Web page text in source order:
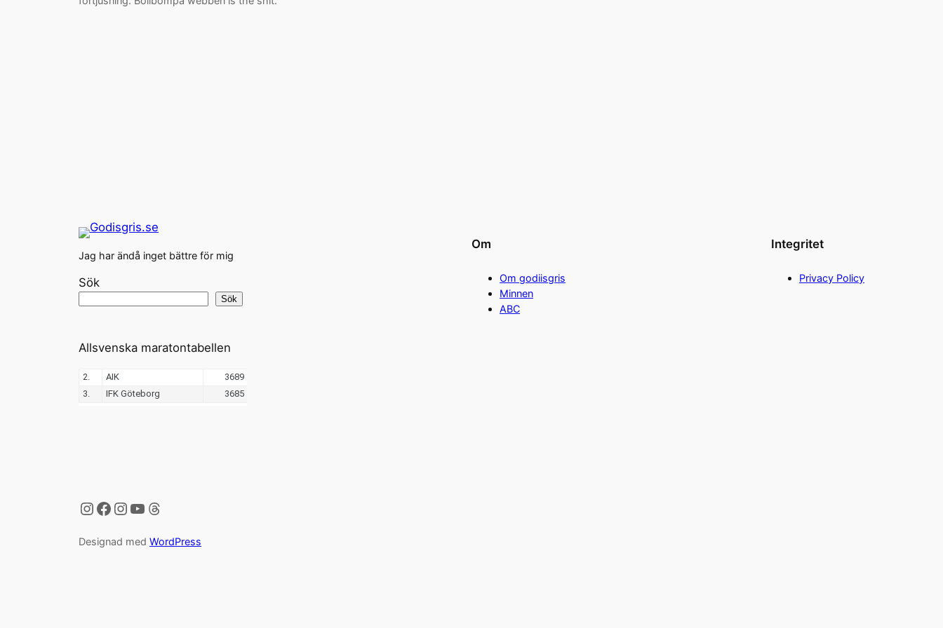
Jag har ändå inget bättre för mig
Sök
Sök
Om
Om godiisgris
Minnen
ABC
Integritet
Privacy Policy
Allsvenska maratontabellen
Instagram
Facebook
Instagram
YouTube
Threads
Designad med WordPress